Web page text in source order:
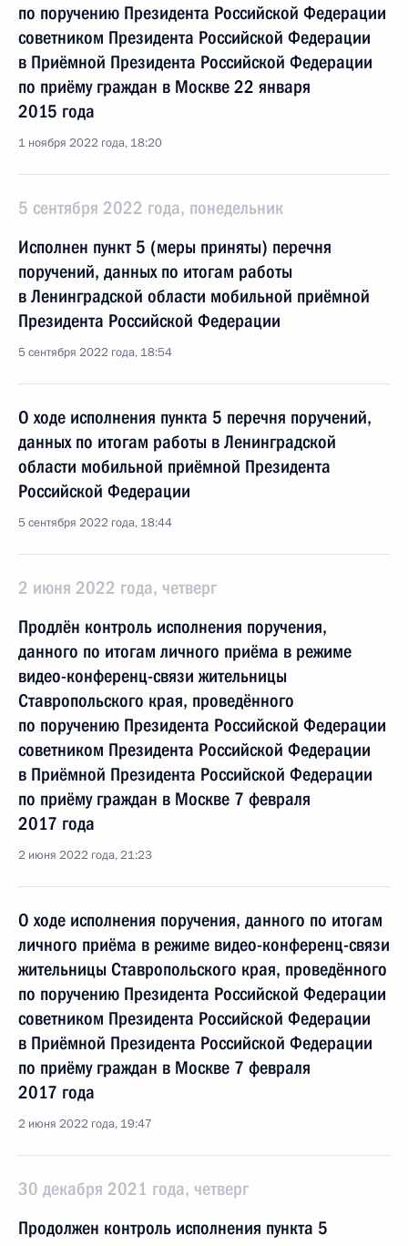
по поручению Президента Российской Федерации
советником Президента Российской Федерации
в Приёмной Президента Российской Федерации
по приёму граждан в Москве 22 января
2015 года
1 ноября 2022 года, 18:20
5 сентября 2022 года, понедельник
Исполнен пункт 5 (меры приняты) перечня
поручений, данных по итогам работы
в Ленинградской области мобильной приёмной
Президента Российской Федерации
5 сентября 2022 года, 18:54
О ходе исполнения пункта 5 перечня поручений,
данных по итогам работы в Ленинградской
области мобильной приёмной Президента
Российской Федерации
5 сентября 2022 года, 18:44
2 июня 2022 года, четверг
Продлён контроль исполнения поручения,
данного по итогам личного приёма в режиме
видео-конференц-связи жительницы
Ставропольского края, проведённого
по поручению Президента Российской Федерации
советником Президента Российской Федерации
в Приёмной Президента Российской Федерации
по приёму граждан в Москве 7 февраля
2017 года
2 июня 2022 года, 21:23
О ходе исполнения поручения, данного по итогам
личного приёма в режиме видео-конференц-связи
жительницы Ставропольского края, проведённого
по поручению Президента Российской Федерации
советником Президента Российской Федерации
в Приёмной Президента Российской Федерации
по приёму граждан в Москве 7 февраля
2017 года
2 июня 2022 года, 19:47
30 декабря 2021 года, четверг
Продолжен контроль исполнения пункта 5